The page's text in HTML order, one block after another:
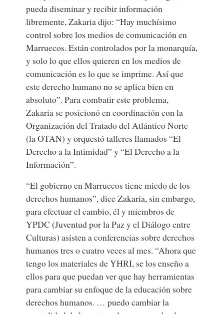
pueda diseminar y recibir información
libremente, Zakaria dijo: “Hay muchísimo
control sobre los medios de comunicación en
Marruecos. Están controlados por la monarquía,
y solo lo que ellos quieren en los medios de
comunicación es lo que se imprime. Así que
este derecho humano no se aplica bien en
absoluto”. Para combatir este problema,
Zakaria se posicionó en coordinación con la
Organización del Tratado del Atlántico Norte
(la OTAN) y orquestó talleres llamados “El
Derecho a la Intimidad” y “El Derecho a la
Información”.
“El gobierno en Marruecos tiene miedo de los
derechos humanos”, dice Zakaria, sin embargo,
para efectuar el cambio, él y miembros de
YPDC (Juventud por la Paz y el Diálogo entre
Culturas) asisten a conferencias sobre derechos
humanos tres o cuatro veces al mes. “Ahora que
tengo los materiales de YHRI, se los enseño a
ellos para que puedan ver que hay herramientas
para cambiar su enfoque de la educación sobre
derechos humanos. … puedo cambiar la